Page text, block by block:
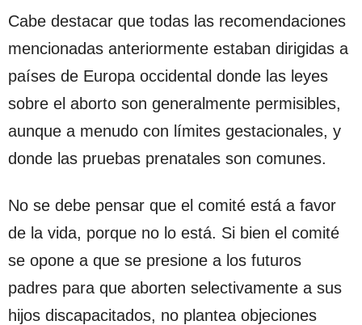
Cabe destacar que todas las recomendaciones
mencionadas anteriormente estaban dirigidas a
países de Europa occidental donde las leyes
sobre el aborto son generalmente permisibles,
aunque a menudo con límites gestacionales, y
donde las pruebas prenatales son comunes.
No se debe pensar que el comité está a favor
de la vida, porque no lo está. Si bien el comité
se opone a que se presione a los futuros
padres para que aborten selectivamente a sus
hijos discapacitados, no plantea objeciones